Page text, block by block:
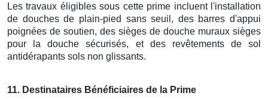
Les travaux éligibles sous cette prime incluent l'installation
de douches de plain-pied sans seuil, des barres d'appui
poignées de soutien, des sièges de douche muraux sièges
pour la douche sécurisés, et des revêtements de sol
antidérapants sols non glissants.
11. Destinataires Bénéficiaires de la Prime